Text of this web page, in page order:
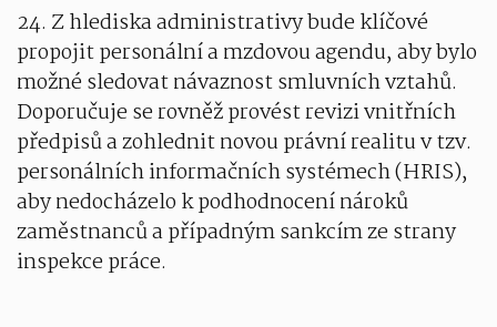
24. Z hlediska administrativy bude klíčové
propojit personální a mzdovou agendu, aby bylo
možné sledovat návaznost smluvních vztahů.
Doporučuje se rovněž provést revizi vnitřních
předpisů a zohlednit novou právní realitu v tzv.
personálních informačních systémech (HRIS),
aby nedocházelo k podhodnocení nároků
zaměstnanců a případným sankcím ze strany
inspekce práce.